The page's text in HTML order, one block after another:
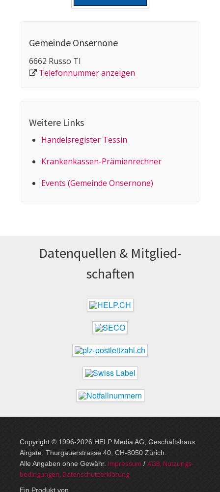
Gemeinde Onsernone
6662 Russo TI
Telefonnummer anzeigen
Weitere Links
Handelsregister Tessin
Kranken­kassen-Prämien­rechner
Events (Gemeinde Onsernone)
Datenquellen & Mitglied­
schaften
Copyright © 1996-2026 HELP Media AG, Geschäftshaus
Airgate, Thurgauer­strasse 40, CH-8050 Zürich.
Alle Angaben ohne Gewähr. Im­pres­sum / AGB, Nut­zungs­
bedin­gungen, Daten­schutz­er­klärung
Ein Produkt von